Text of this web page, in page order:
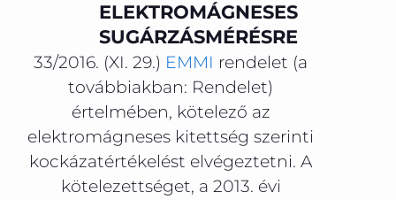
ELEKTROMÁGNESES
SUGÁRZÁSMÉRÉSRE
33/2016. (XI. 29.) EMMI rendelet (a
továbbiakban: Rendelet)
értelmében, kötelező az
elektromágneses kitettség szerinti
kockázatértékelést elvégeztetni. A
kötelezettséget, a 2013. évi